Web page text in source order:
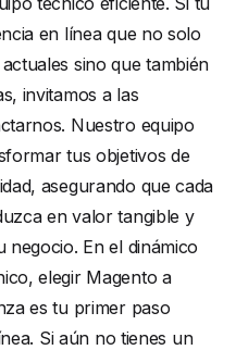
en línea que no solo
sino que también
invitamos a las
Nuestro equipo
tus objetivos de
asegurando que cada
en valor tangible y
En el dinámico
elegir Magento a
es tu primer paso
Si aún no tienes un